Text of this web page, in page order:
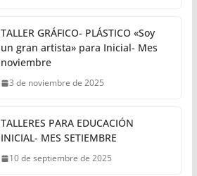
TALLER GRÁFICO- PLÁSTICO «Soy
un gran artista» para Inicial- Mes
noviembre
3 de noviembre de 2025
TALLERES PARA EDUCACIÓN
INICIAL- MES SETIEMBRE
10 de septiembre de 2025